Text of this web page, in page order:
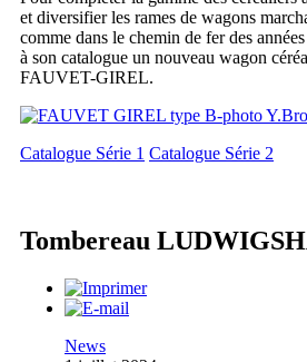
et diversifier les rames de wagons
comme dans le chemin de fer des
à son catalogue un nouveau wagon
FAUVET-GIREL.
Catalogue Série 1 Catalogue Série 2
Tombereau
News